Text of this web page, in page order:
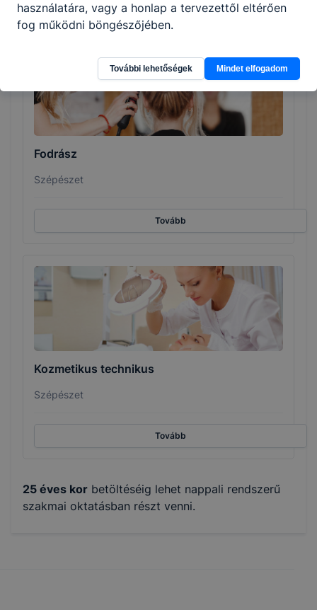
Szakmák
Fodrász
Szépészet
Tovább
Kozmetikus technikus
Szépészet
Tovább
25 éves kor betöltéséig lehet nappali rendszerű
szakmai oktatásban részt venni.
használatára, vagy a honlap a tervezettől eltérően
fog működni böngészőjében.
További lehetőségek Mindet elfogadom